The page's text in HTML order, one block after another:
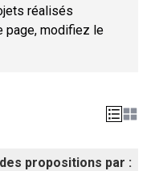
réalisés
page, modifiez le
propositions par :